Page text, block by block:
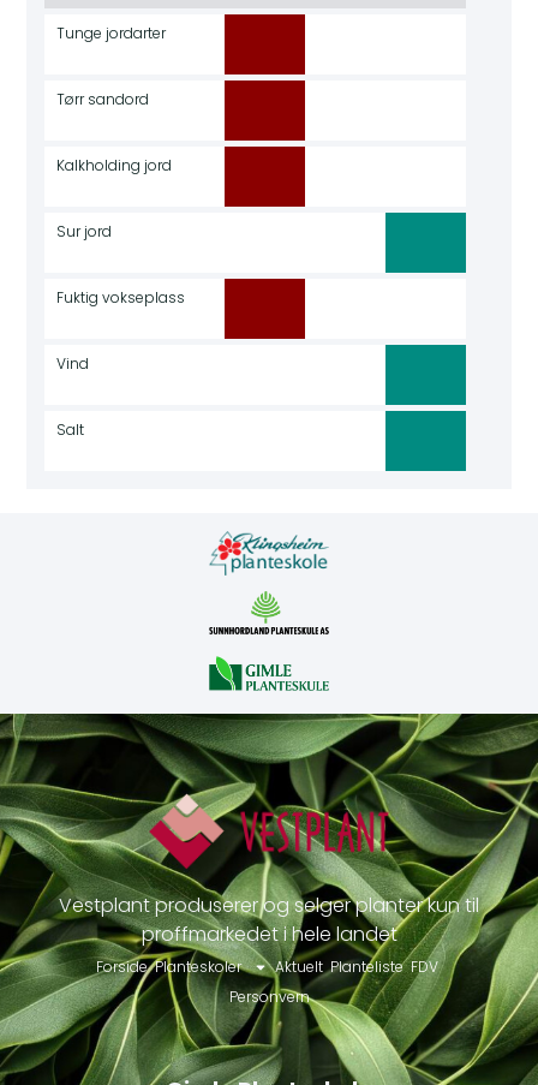
Tunge jordarter
Tørr sandord
Kalkholding jord
Sur jord
Fuktig vokseplass
Vind
Salt
Vestplant produserer og selger planter kun til
proffmarkedet i hele landet
Forside Planteskoler Aktuelt Planteliste FDV
Personvern